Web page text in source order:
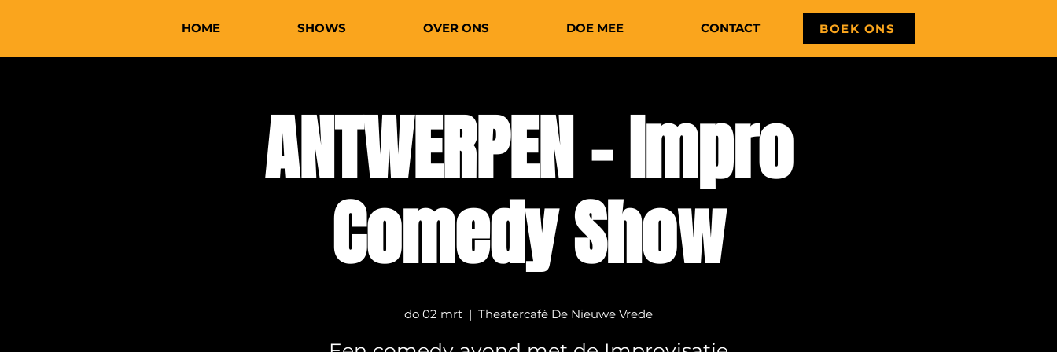
HOME SHOWS OVER ONS DOE MEE CONTACT BOEK ONS
ANTWERPEN - Impro
Comedy Show
do 02 mrt
  |
Theatercafé De Nieuwe Vrede